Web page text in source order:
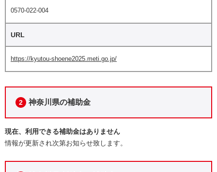
0570-022-004
URL
https://kyutou-shoene2025.meti.go.jp/
2 神奈川県の補助金
現在、利用できる補助金はありません
情報が更新され次第お知らせ致します。